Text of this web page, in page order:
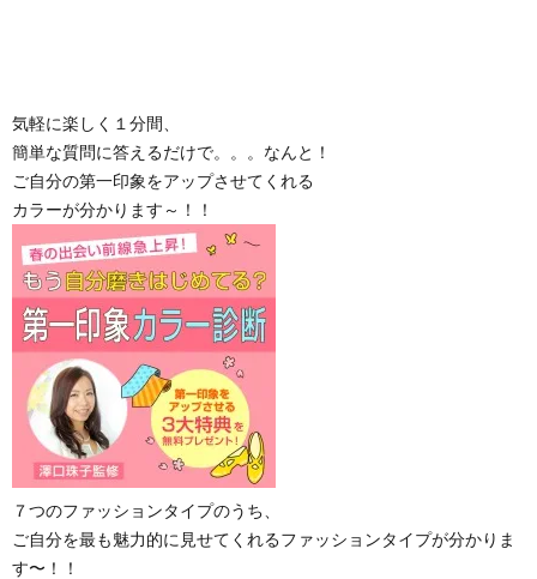
気軽に楽しく１分間、
簡単な質問に答えるだけで。。。なんと！
ご自分の第一印象をアップさせてくれる
カラーが分かります～！！
７つのファッションタイプのうち、
ご自分を最も魅力的に見せてくれるファッションタイプが分かりま
す〜！！